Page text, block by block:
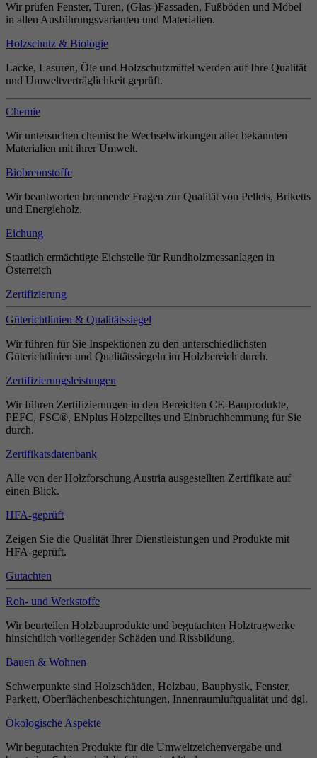
Wir prüfen Fenster, Türen, (Glas-)Fassaden, Fußböden und Möbel
in allen Ausführungsvarianten und Materialien.
Holzschutz & Biologie
Lacke, Lasuren, Öle und Holzschutzmittel werden auf Ihre Qualität
und Umweltverträglichkeit geprüft.
Chemie
Wir untersuchen chemische Wechselwirkungen aller bekannten
Materialien mit ihrer Umwelt.
Biobrennstoffe
Wir beantworten brennende Fragen zur Qualität von Pellets, Briketts
und Energieholz.
Eichung
Staatlich ermächtigte Eichstelle für Rundholzmessanlagen in
Österreich
Zertifizierung
Güterichtlinien & Qualitätssiegel
Wir führen für Sie Inspektionen zu den unterschiedlichsten
Güterichtlinien und Qualitätssiegeln im Holzbereich durch.
Zertifizierungsleistungen
Wir führen Zertifizierungen in den Bereichen CE-Bauprodukte,
PEFC, FSC®, ENplus Holzpelltes und Einbruchhemmung für Sie
durch.
Zertifikatsdatenbank
Alle von der Holzforschung Austria ausgestellten Zertifikate auf
einen Blick.
HFA-geprüft
Zeigen Sie die Qualität Ihrer Dienstleistungen und Produkte mit
HFA-geprüft.
Gutachten
Roh- und Werkstoffe
Wir beurteilen Holzbauprodukte und begutachten Holztragwerke
hinsichtlich vorliegender Schäden und Rissbildung.
Bauen & Wohnen
Schwerpunkte sind Holzschäden, Holzbau, Bauphysik, Fenster,
Parkett, Oberflächenbeschichtungen, Innenraumluftqualität und dgl.
Ökologische Aspekte
Wir begutachten Produkte für die Umweltzeichenvergabe und